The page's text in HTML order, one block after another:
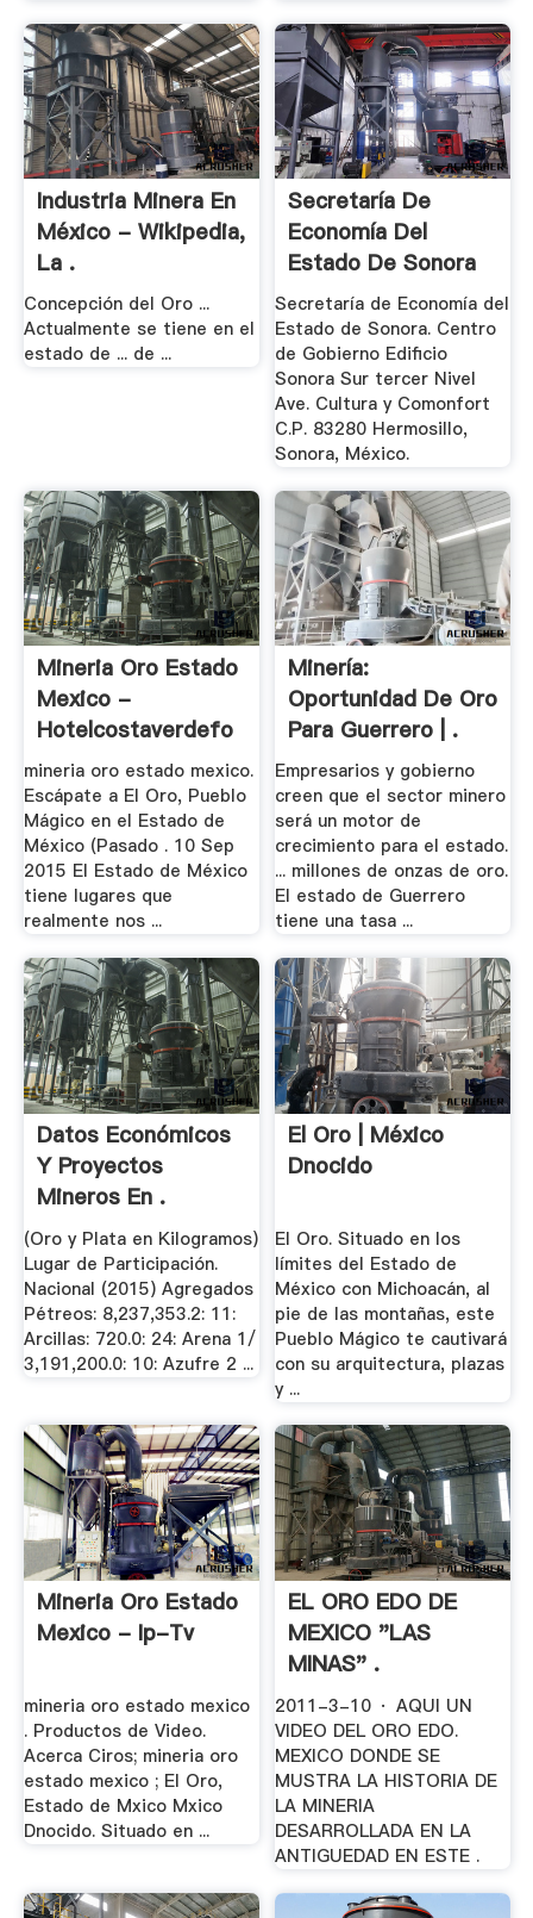
Industria Minera En
México - Wikipedia,
La .
Concepción del Oro ...
Actualmente se tiene en el
estado de ... de ...
Secretaría De
Economía Del
Estado De Sonora
Secretaría de Economía del
Estado de Sonora. Centro
de Gobierno Edificio
Sonora Sur tercer Nivel
Ave. Cultura y Comonfort
C.P. 83280 Hermosillo,
Sonora, México.
Mineria Oro Estado
Mexico -
Hotelcostaverdefo
mineria oro estado mexico.
Escápate a El Oro, Pueblo
Mágico en el Estado de
México (Pasado . 10 Sep
2015 El Estado de México
tiene lugares que
realmente nos ...
Minería:
Oportunidad De Oro
Para Guerrero | .
Empresarios y gobierno
creen que el sector minero
será un motor de
crecimiento para el estado.
... millones de onzas de oro.
El estado de Guerrero
tiene una tasa ...
Datos Económicos
Y Proyectos
Mineros En .
(Oro y Plata en Kilogramos)
Lugar de Participación.
Nacional (2015) Agregados
Pétreos: 8,237,353.2: 11:
Arcillas: 720.0: 24: Arena 1/
3,191,200.0: 10: Azufre 2 ...
El Oro | México
Dnocido
El Oro. Situado en los
límites del Estado de
México con Michoacán, al
pie de las montañas, este
Pueblo Mágico te cautivará
con su arquitectura, plazas
y ...
Mineria Oro Estado
Mexico - Ip-Tv
mineria oro estado mexico
. Productos de Video.
Acerca Ciros; mineria oro
estado mexico ; El Oro,
Estado de Mxico Mxico
Dnocido. Situado en ...
EL ORO EDO DE
MEXICO "LAS
MINAS" .
2011-3-10 · AQUI UN
VIDEO DEL ORO EDO.
MEXICO DONDE SE
MUSTRA LA HISTORIA DE
LA MINERIA
DESARROLLADA EN LA
ANTIGUEDAD EN ESTE .